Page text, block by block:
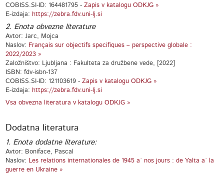
COBISS.SI-ID: 164481795 -Zapis v katalogu ODKJG »
E-izdaja: https://zebra.fdv.uni-lj.si
2. Enota obvezne literature
Avtor: Jarc, Mojca
Naslov: Français sur objectifs specifiques – perspective globale :
2022/2023 »
Založništvo: Ljubljana : Fakulteta za družbene vede, [2022]
ISBN: fdv-isbn-137
COBISS.SI-ID: 121103619 -Zapis v katalogu ODKJG »
E-izdaja: https://zebra.fdv.uni-lj.si
Vsa obvezna literatura v katalogu ODKJG »
Dodatna literatura
1. Enota dodatne literature:
Avtor: Boniface, Pascal
Naslov: Les relations internationales de 1945 a` nos jours : de Yalta a` la
guerre en Ukraine »